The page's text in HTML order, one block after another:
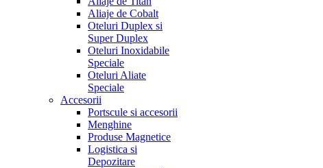
Aliaje de Cobalt
Oteluri Duplex si
Super Duplex
Oteluri Inoxidabile
Speciale
Oteluri Aliate
Speciale
Accesorii
Portscule si accesorii
Menghine
Produse Magnetice
Logistica si
Depozitare